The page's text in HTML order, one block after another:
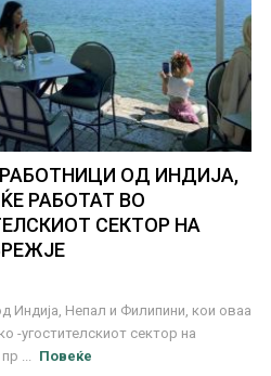
РАБОТНИЦИ ОД ИНДИЈА,
РАБОТАТ ВО
СЕКТОР НА
Индија, Непал и Филипини, кои оваа
-угостителскиот сектор на
...
Повеќе